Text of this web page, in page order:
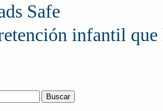
Safe
infantil que